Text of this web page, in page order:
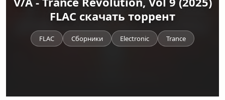
FLAC скачать торрент
FLAC Сборники Electronic Trance